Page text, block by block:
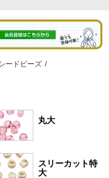
ードビーズ /
丸大
スリーカット特
大